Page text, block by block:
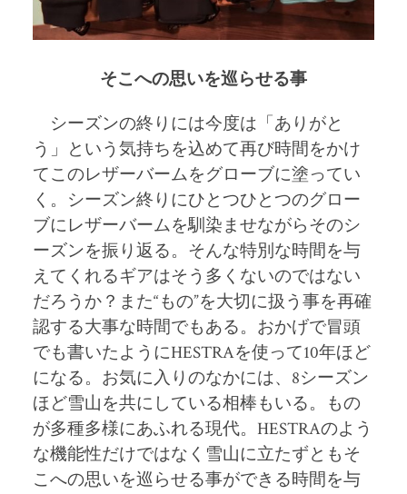
そこへの思いを巡らせる事
シーズンの終りには今度は「ありがと
う」という気持ちを込めて再び時間をかけ
てこのレザーバームをグローブに塗ってい
く。シーズン終りにひとつひとつのグロー
ブにレザーバームを馴染ませながらそのシ
ーズンを振り返る。そんな特別な時間を与
えてくれるギアはそう多くないのではない
だろうか？また“もの”を大切に扱う事を再確
認する大事な時間でもある。おかげで冒頭
でも書いたようにHESTRAを使って10年ほど
になる。お気に入りのなかには、8シーズン
ほど雪山を共にしている相棒もいる。もの
が多種多様にあふれる現代。 HESTRAのよう
な機能性だけではなく雪山に立たずともそ
こへの思いを巡らせる事ができる時間を与